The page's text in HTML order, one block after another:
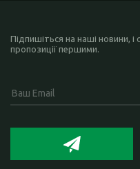
Підпишіться на наші новини, і
пропозиції першими.